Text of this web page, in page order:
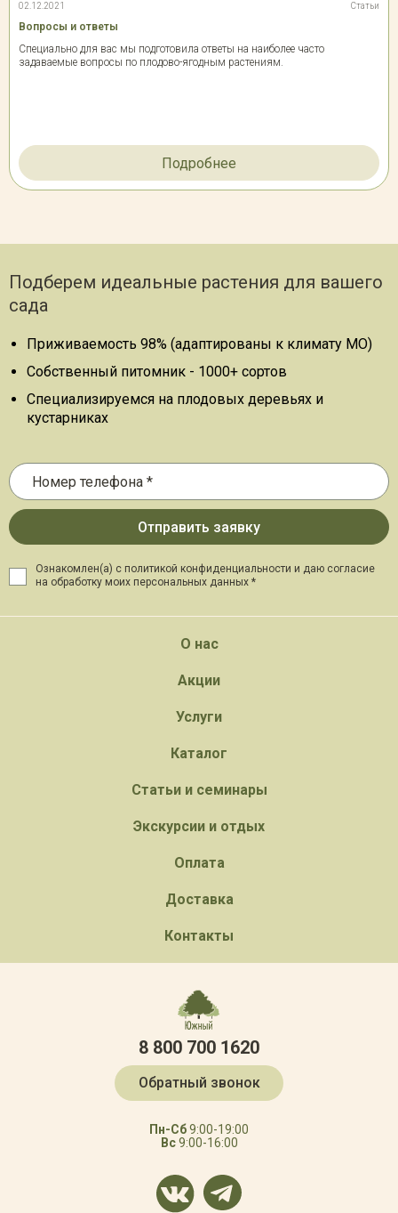
02.12.2021 Статьи
Вопросы и ответы
Специально для вас мы подготовила ответы на наиболее часто
задаваемые вопросы по плодово-ягодным растениям.
Подробнее
Подберем идеальные растения для вашего
сада
Приживаемость 98% (адаптированы к климату МО)
Собственный питомник - 1000+ сортов
Специализируемся на плодовых деревьях и
кустарниках
Ознакомлен(а) с политикой конфиденциальности и даю согласие
на обработку моих персональных данных *
О нас
Акции
Услуги
Каталог
Статьи и семинары
Экскурсии и отдых
Оплата
Доставка
Контакты
8 800 700 1620
Обратный звонок
Пн-Сб9:00-19:00
Вс9:00-16:00